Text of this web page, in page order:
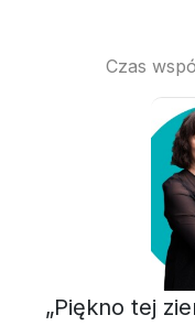
Czas
„Piękno tej